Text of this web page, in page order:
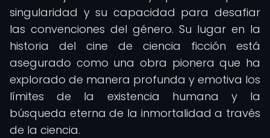
singularidad y su capacidad para desafiar
las convenciones del género. Su lugar en la
historia del cine de ciencia ficción está
asegurado como una obra pionera que ha
explorado de manera profunda y emotiva los
límites de la existencia humana y la
búsqueda eterna de la inmortalidad a través
de la ciencia.